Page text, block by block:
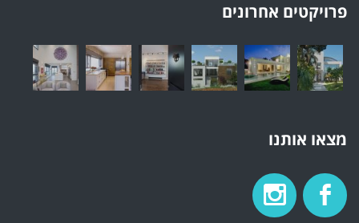
פרויקטים אחרונים
מצאו אותנו